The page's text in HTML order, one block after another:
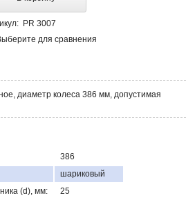
PR 3007
для сравнения
диаметр колеса 386 мм, допустимая
386
шариковый
(d), мм:
25